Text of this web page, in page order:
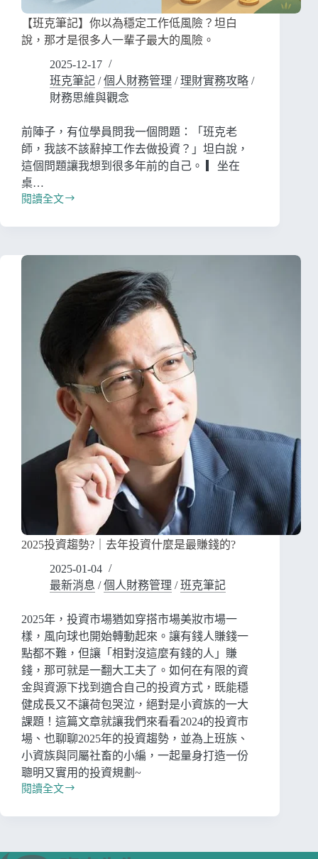
【班克筆記】你以為穩定工作低風險？坦白
說，那才是很多人一輩子最大的風險。
2025-12-17
班克筆記 /個人財務管理 / 理財實務攻略 /
財務思維與觀念
前陣子，有位學員問我一個問題：「班克老
師，我該不該辭掉工作去做投資？」坦白說，
這個問題讓我想到很多年前的自己。 ▎坐在
桌…
閱讀全文
2025投資趨勢?｜去年投資什麼是最賺錢的?
2025-01-04
最新消息 /個人財務管理 / 班克筆記
2025年，投資市場猶如穿搭市場美妝市場一
樣，風向球也開始轉動起來。讓有錢人賺錢一
點都不難，但讓「相對沒這麼有錢的人」賺
錢，那可就是一翻大工夫了。如何在有限的資
金與資源下找到適合自己的投資方式，既能穩
健成長又不讓荷包哭泣，絕對是小資族的一大
課題！這篇文章就讓我們來看看2024的投資市
場、也聊聊2025年的投資趨勢，並為上班族、
小資族與同屬社畜的小編，一起量身打造一份
聰明又實用的投資規劃~
閱讀全文